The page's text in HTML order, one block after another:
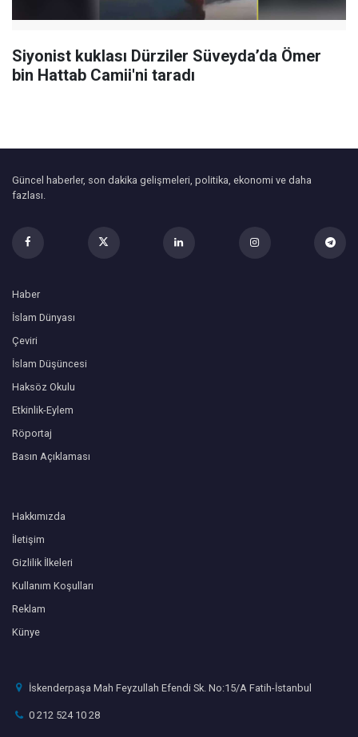
Siyonist kuklası Dürziler Süveyda’da Ömer
bin Hattab Camii'ni taradı
Güncel haberler, son dakika gelişmeleri, politika, ekonomi ve daha
fazlası.
Haber
İslam Dünyası
Çeviri
İslam Düşüncesi
Haksöz Okulu
Etkinlik-Eylem
Röportaj
Basın Açıklaması
Hakkımızda
İletişim
Gizlilik İlkeleri
Kullanım Koşulları
Reklam
Künye
İskenderpaşa Mah Feyzullah Efendi Sk. No:15/A Fatih-İstanbul
0 212 524 10 28